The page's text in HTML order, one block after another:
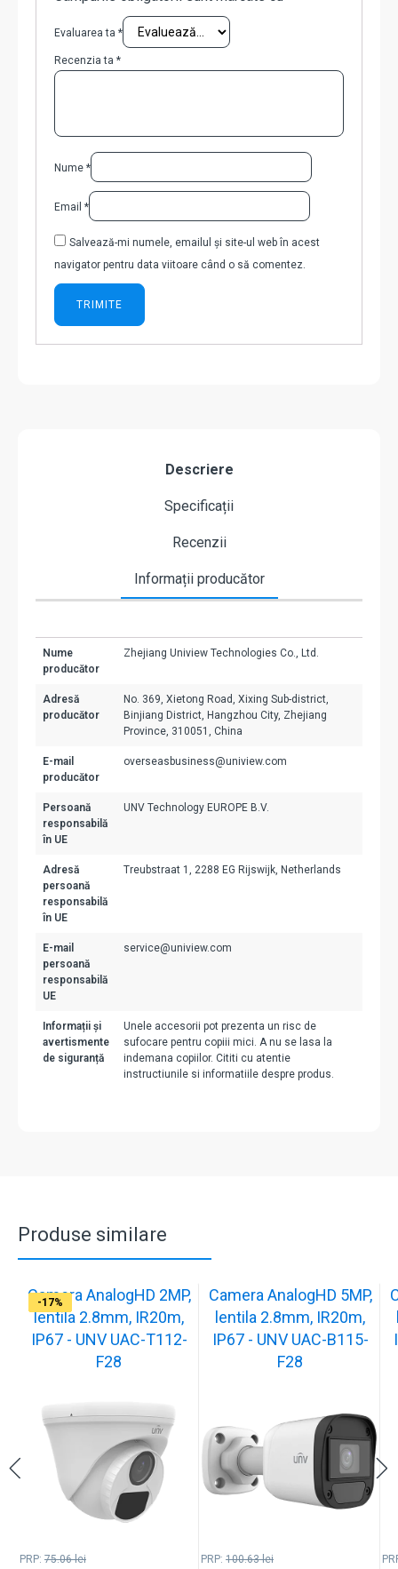
Evaluarea ta *
Recenzia ta *
Nume *
Email *
Salvează-mi numele, emailul și site-ul web în acest
navigator pentru data viitoare când o să comentez.
Descriere
Specificații
Recenzii
Informații producător
Nume
producător
Zhejiang Uniview Technologies Co., Ltd.
Adresă
producător
No. 369, Xietong Road, Xixing Sub-district,
Binjiang District, Hangzhou City, Zhejiang
Province, 310051, China
E-mail
producător
overseasbusiness@uniview.com
Persoană
responsabilă
în UE
UNV Technology EUROPE B.V.
Adresă
persoană
responsabilă
în UE
Treubstraat 1, 2288 EG Rijswijk, Netherlands
E-mail
persoană
responsabilă
UE
service@uniview.com
Informații și
avertismente
de siguranță
Unele accesorii pot prezenta un risc de
sufocare pentru copiii mici. A nu se lasa la
indemana copiilor. Cititi cu atentie
instructiunile si informatiile despre produs.
Produse similare
-17%
Camera AnalogHD 2MP,
lentila 2.8mm, IR20m,
IP67 - UNV UAC-T112-
F28
PRP: 75.06lei
-17%
Camera AnalogHD 5MP,
lentila 2.8mm, IR20m,
IP67 - UNV UAC-B115-
F28
PRP: 100.63lei
-17%
-17%
-17%
-17%
-17%
-17%
-17%
-17%